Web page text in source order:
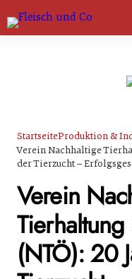
Marktführer
StartseiteProduktion &
Verein Nachhaltige
der Tierzucht –
Verein
(NTÖ): 20